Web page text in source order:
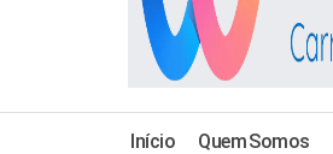
Início Quem Somos